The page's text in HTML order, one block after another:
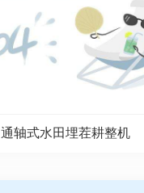
通轴式水田埋茬耕整机